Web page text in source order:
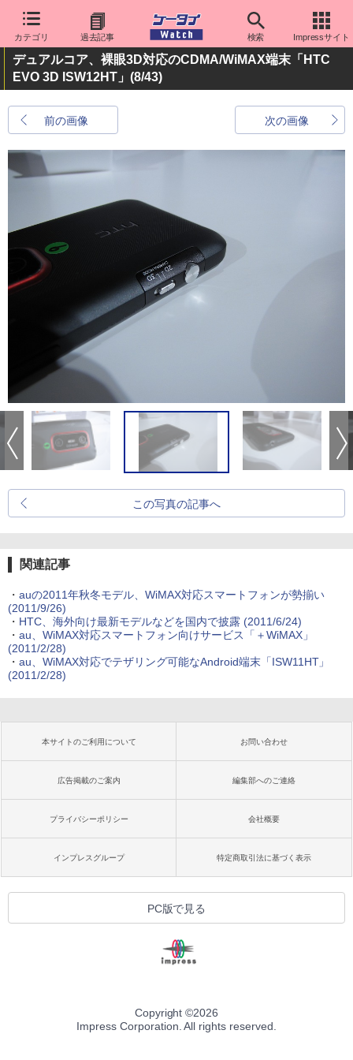
カテゴリ 過去記事 検索 Impressサイト
デュアルコア、裸眼3D対応のCDMA/WiMAX端末「HTC
EVO 3D ISW12HT」 (8/43)
前の画像 次の画像
この写真の記事へ
関連記事
・ auの2011年秋冬モデル、WiMAX対応スマートフォンが勢揃い
(2011/9/26)
・ HTC、海外向け最新モデルなどを国内で披露(2011/6/24)
・ au、WiMAX対応スマートフォン向けサービス「＋WiMAX」
(2011/2/28)
・ au、WiMAX対応でテザリング可能なAndroid端末「ISW11HT」
(2011/2/28)
本サイトのご利用について お問い合わせ
広告掲載のご案内 編集部へのご連絡
プライバシーポリシー 会社概要
インプレスグループ 特定商取引法に基づく表示
PC版で見る
Copyright ©2026
Impress Corporation. All rights reserved.